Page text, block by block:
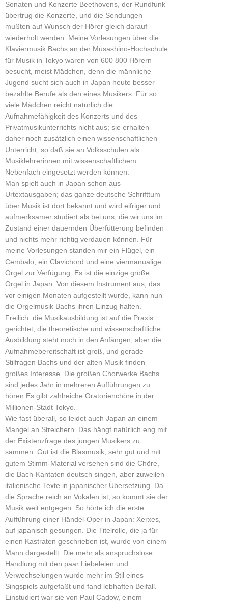
Sonaten und Konzerte Beethovens, der Rundfunk
übertrug die Konzerte, und die Sendungen
mußten auf Wunsch der Hörer gleich darauf
wiederholt werden. Meine Vorlesungen über die
Klaviermusik Bachs an der Musashino-Hochschule
für Musik in Tokyo waren von 600 800 Hörern
besucht, meist Mädchen, denn die männliche
Jugend sucht sich auch in Japan heute besser
bezahlte Berufe als den eines Musikers. Für so
viele Mädchen reicht natürlich die
Aufnahmefähigkeit des Konzerts und des
Privatmusikunterrichts nicht aus; sie erhalten
daher noch zusätzlich einen wissenschaftlichen
Unterricht, so daß sie an Volksschulen als
Musiklehrerinnen mit wissenschaftlichem
Nebenfach eingesetzt werden können.
Man spielt auch in Japan schon aus
Urtextausgaben; das ganze deutsche Schrifttum
über Musik ist dort bekannt und wird eifriger und
aufmerksamer studiert als bei uns, die wir uns im
Zustand einer dauernden Überfütterung befinden
und nichts mehr richtig verdauen können. Für
meine Vorlesungen standen mir ein Flügel, ein
Cembalo, ein Clavichord und eine viermanualige
Orgel zur Verfügung. Es ist die einzige große
Orgel in Japan. Von diesem Instrument aus, das
vor einigen Monaten aufgestellt wurde, kann nun
die Orgelmusik Bachs ihren Einzug halten.
Freilich: die Musikausbildung ist auf die Praxis
gerichtet, die theoretische und wissenschaftliche
Ausbildung steht noch in den Anfängen, aber die
Aufnahmebereitschaft ist groß, und gerade
Stilfragen Bachs und der alten Musik finden
großes Interesse. Die großen Chorwerke Bachs
sind jedes Jahr in mehreren Aufführungen zu
hören Es gibt zahlreiche Oratorienchöre in der
Millionen-Stadt Tokyo.
Wie fast überall, so leidet auch Japan an einem
Mangel an Streichern. Das hängt natürlich eng mit
der Existenzfrage des jungen Musikers zu
sammen. Gut ist die Blasmusik, sehr gut und mit
gutem Stimm-Material versehen sind die Chöre,
die Bach-Kantaten deutsch singen, aber zuweilen
italienische Texte in japanischer Übersetzung. Da
die Sprache reich an Vokalen ist, so kommt sie der
Musik weit entgegen. So hörte ich die erste
Aufführung einer Händel-Oper in Japan: Xerxes,
auf japanisch gesungen. Die Titelrolle, die ja für
einen Kastraten geschrieben ist, wurde von einem
Mann dargestellt. Die mehr als anspruchslose
Handlung mit den paar Liebeleien und
Verwechselungen wurde mehr im Stil eines
Singspiels aufgefaßt und fand lebhaften Beifall.
Einstudiert war sie von Paul Cadow, einem